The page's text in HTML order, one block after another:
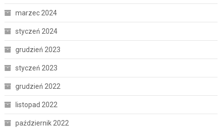
marzec 2024
styczeń 2024
grudzień 2023
styczeń 2023
grudzień 2022
listopad 2022
październik 2022